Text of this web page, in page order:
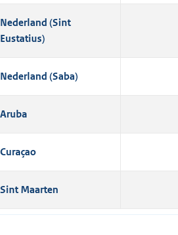
Nederland (Sint
Eustatius)
Nederland (Saba)
Aruba
Curaçao
Sint Maarten